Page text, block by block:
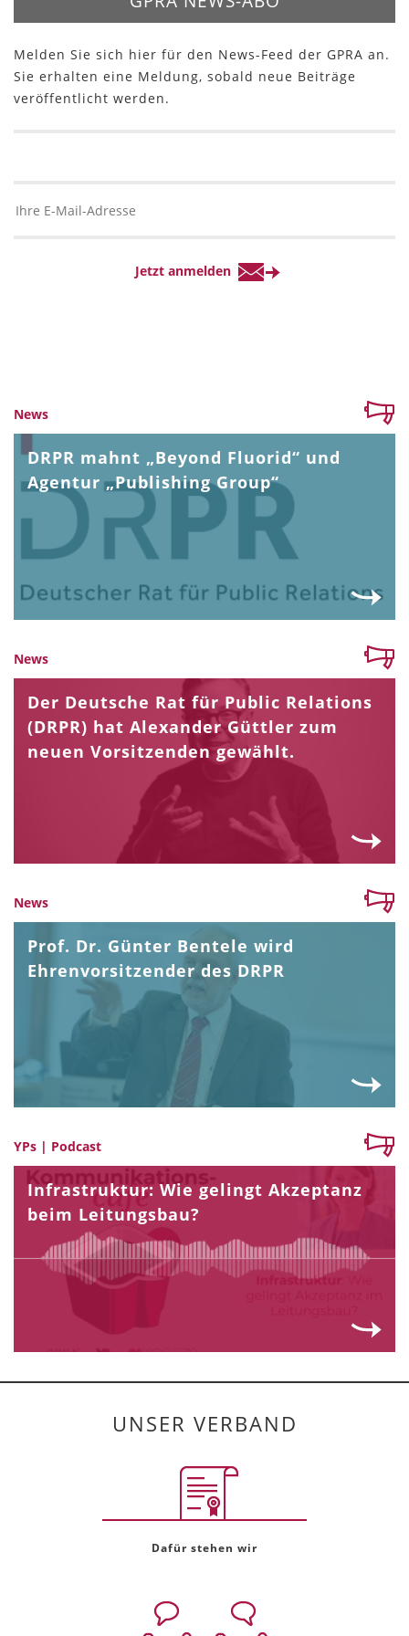
Melden Sie sich hier für den News-Feed der GPRA an.
Sie erhalten eine Meldung, sobald neue Beiträge
veröffentlicht werden.
News
DRPR mahnt „Beyond Fluorid“ und
Agentur „Publishing Group“
News
Der Deutsche Rat für Public Relations
(DRPR) hat Alexander Güttler zum
neuen Vorsitzenden gewählt.
News
Prof. Dr. Günter Bentele wird
Ehrenvorsitzender des DRPR
YPs | Podcast
Infrastruktur: Wie gelingt Akzeptanz
beim Leitungsbau?
UNSER VERBAND
Dafür stehen wir